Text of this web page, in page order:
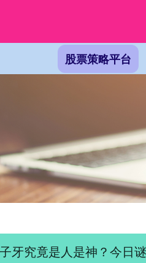
股票策略平台
牙究竟是人是神？今日